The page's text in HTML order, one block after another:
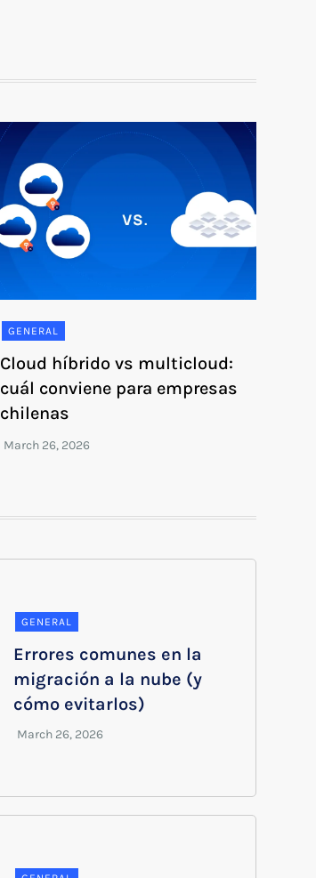
GENERAL
Cloud híbrido vs multicloud:
cuál conviene para empresas
chilenas
GENERAL
Errores comunes en la
migración a la nube (y
cómo evitarlos)